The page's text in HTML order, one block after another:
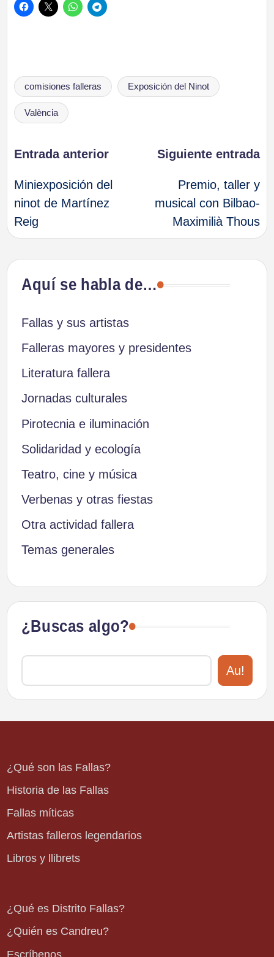
Etiquetas:
comisiones falleras Exposición del Ninot
València
Navegación
de
entradas
Entrada anterior
Miniexposición del
ninot de Martínez
Reig
Siguiente entrada
Premio, taller y
musical con Bilbao-
Maximilià Thous
Aquí se habla de…
Fallas y sus artistas
Falleras mayores y presidentes
Literatura fallera
Jornadas culturales
Pirotecnia e iluminación
Solidaridad y ecología
Teatro, cine y música
Verbenas y otras fiestas
Otra actividad fallera
Temas generales
¿Buscas algo?
Au!
¿Qué son las Fallas?
Historia de las Fallas
Fallas míticas
Artistas falleros legendarios
Libros y llibrets
¿Qué es Distrito Fallas?
¿Quién es Candreu?
Escríbenos